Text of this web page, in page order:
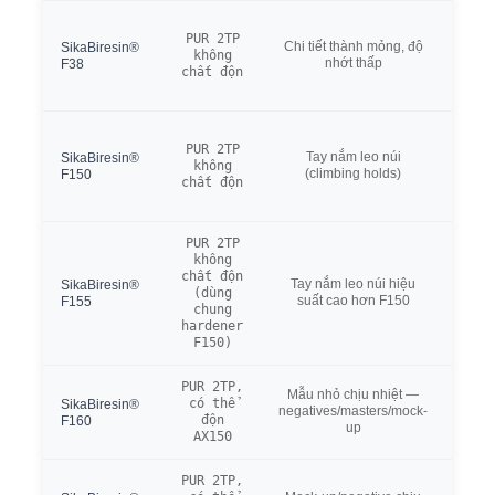
SikaBiresin®
F38
PUR 2TP
không
chất độn
Chi tiết thành mỏng, độ
nhớt thấp
SikaBiresin®
F150
PUR 2TP
không
chất độn
Tay nắm leo núi
(climbing holds)
SikaBiresin®
F155
PUR 2TP
không
chất độn
(dùng
chung
hardener
F150)
Tay nắm leo núi hiệu
suất cao hơn F150
SikaBiresin®
F160
PUR 2TP,
có thể
độn
AX150
Mẫu nhỏ chịu nhiệt —
negatives/masters/mock-
up
PUR 2TP,